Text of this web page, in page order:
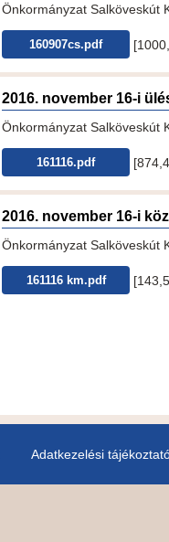
Önkormányzat Salköveskút
160907cs.pdf
2016. november 16-i
Önkormányzat Salköveskút
161116.pdf
2016. november 16-i
Önkormányzat Salköveskút
161116 km.pdf
Adatkezelési